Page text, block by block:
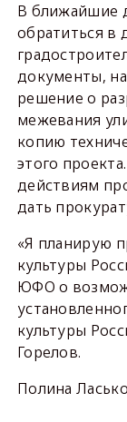
В ближайшие
обратиться в
документы,
решение о
межевания
копию
этого
действиям
дать
«Я планирую
культуры
ЮФО о
культуры
Горелов.
Полина